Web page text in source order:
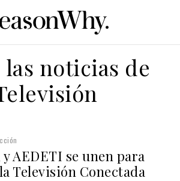
las noticias de
AEDETI se unen para
Televisión Conectada